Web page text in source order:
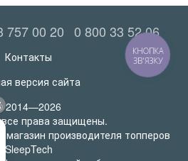
757 00 20 0 800 33 52 06
Контакты
версия сайта
2014—2026
все права защищены.
производителя топперов
SleepTech
КНОПКА
ЗВ'ЯЗКУ